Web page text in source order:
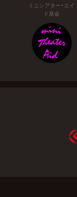
ミニシアター・エイ
ド基金